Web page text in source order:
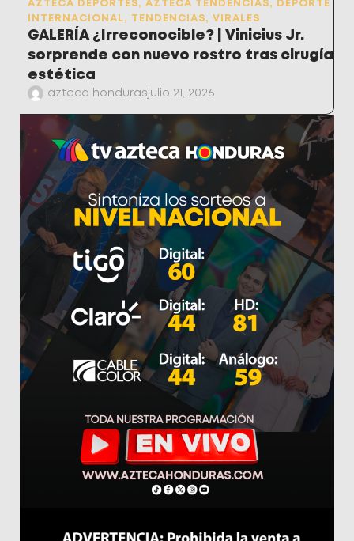
AZTECA DEPORTES, AZTECA TENDENCIAS,
DEPORTE
INTERNACIONAL, TENDENCIAS, VIRALES
GALERÍA ¿Irreconocible? | Vinicius Jr.
sorprende con nuevo rostro tras cirugía
estética
azteca hondurasjulio 21, 2026